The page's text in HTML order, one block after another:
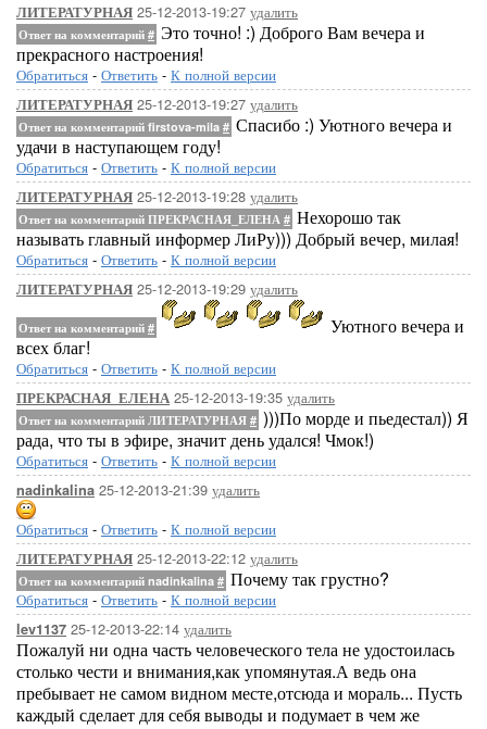
ЛИТЕРАТУРНАЯ 25-12-2013-19:27 удалить
Ответ на комментарий # Это точно! :) Доброго Вам вечера и
прекрасного настроения!
Обратиться - Ответить - К полной версии
ЛИТЕРАТУРНАЯ 25-12-2013-19:27 удалить
Ответ на комментарий firstova-mila # Спасибо :) Уютного вечера и
удачи в наступающем году!
Обратиться - Ответить - К полной версии
ЛИТЕРАТУРНАЯ 25-12-2013-19:28 удалить
Ответ на комментарий ПРЕКРАСНАЯ_ЕЛЕНА # Нехорошо так
называть главный информер ЛиРу))) Добрый вечер, милая!
Обратиться - Ответить - К полной версии
ЛИТЕРАТУРНАЯ 25-12-2013-19:29 удалить
Ответ на комментарий #
Уютного вечера и
всех благ!
Обратиться - Ответить - К полной версии
ПРЕКРАСНАЯ_ЕЛЕНА 25-12-2013-19:35 удалить
Ответ на комментарий ЛИТЕРАТУРНАЯ # )))По морде и пьедестал)) Я
рада, что ты в эфире, значит день удался! Чмок!)
Обратиться - Ответить - К полной версии
nadinkalina 25-12-2013-21:39 удалить
Обратиться - Ответить - К полной версии
ЛИТЕРАТУРНАЯ 25-12-2013-22:12 удалить
Ответ на комментарий nadinkalina # Почему так грустно?
Обратиться - Ответить - К полной версии
lev1137 25-12-2013-22:14 удалить
Пожалуй ни одна часть человеческого тела не удостоилась
столько чести и внимания,как упомянутая.А ведь она
пребывает не самом видном месте,отсюда и мораль... Пусть
каждый сделает для себя выводы и подумает в чем же